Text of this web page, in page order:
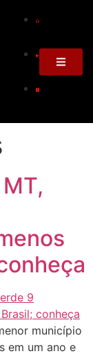
município
em um ano e